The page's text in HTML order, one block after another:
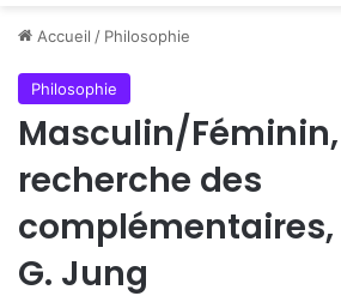
Accueil / Philosophie
Philosophie
Masculin/
recherche des
complémentaires,
G. Jung